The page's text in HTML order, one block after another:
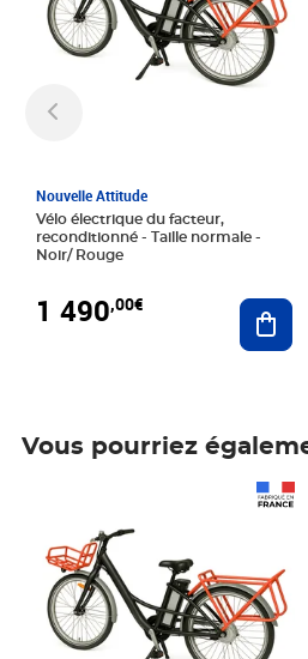
Nouvelle Attitude
Vélo électrique du facteur,
reconditionné - Taille normale -
Noir/ Rouge
1 490,00€
Vous pourriez